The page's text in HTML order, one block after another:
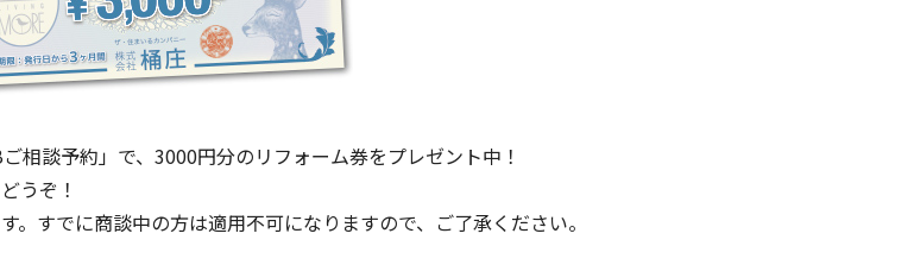
相談予約」で、3000円分のリフォーム券をプレゼント中！
うぞ！
すでに商談中の方は適用不可になりますので、ご了承ください。